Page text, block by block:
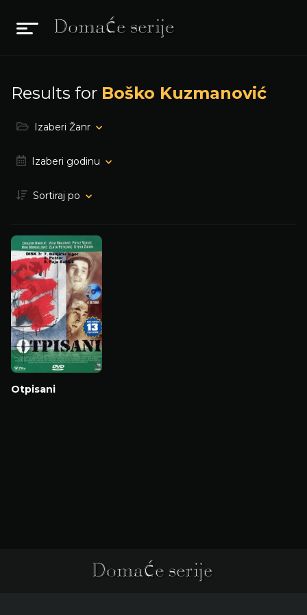
Results for Boško Kuzmanović
Izaberi Žanr
Izaberi godinu
Sortiraj po
Otpisani